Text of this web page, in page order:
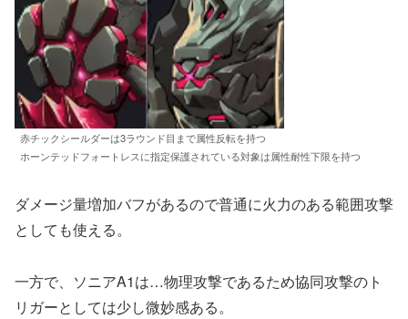
赤チックシールダーは3ラウンド目まで属性反転を持つ
ホーンテッドフォートレスに指定保護されている対象は属性耐性下限を持つ
ダメージ量増加バフがあるので普通に火力のある範囲攻撃
としても使える。
一方で、ソニアA1は…物理攻撃であるため協同攻撃のト
リガーとしては少し微妙感ある。